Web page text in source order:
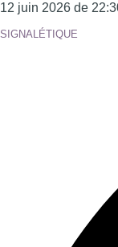
12 juin 2026 de
SIGNALÉTIQUE